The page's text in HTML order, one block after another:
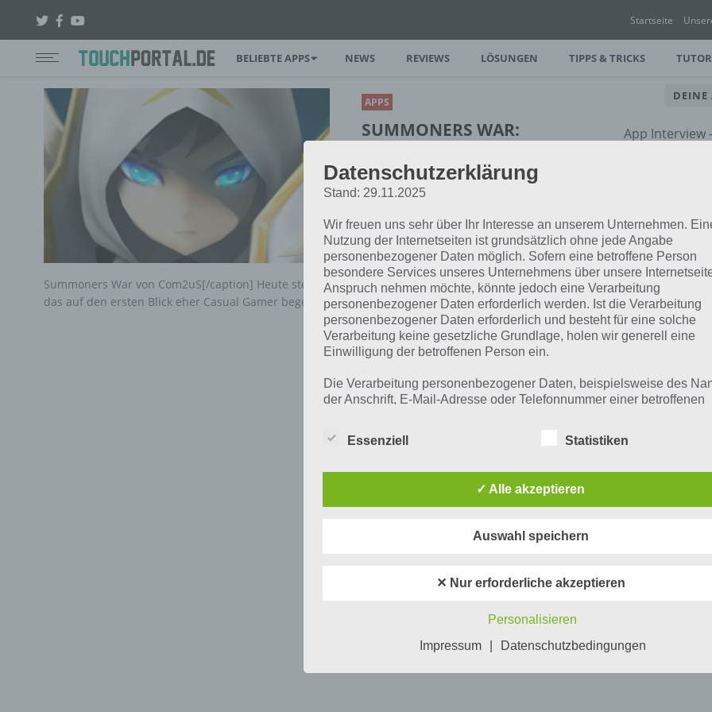
Startseite
BELIEBTE APPS NEWS REVIEWS LÖSUNGEN TIPPS & TRICKS
APPS
SUMMONERS WAR:
SMARTPHONE UND
TABLET
PAUL STELZER-02. DEZEMBER 2015
[caption id="attachment_23357"
align="alignright" width="150"]
Summoners War von Com2uS[/caption] Heute stellen wir euch mit Summoners War ein RPG vor,
das auf den ersten Blick eher Casual Gamer begeistern mag,…
DEINE
App Interview
Datenschutzerklärung
Stand: 29.11.2025
Wir freuen uns sehr über Ihr Interesse an unserem Unternehmen.
Nutzung der Internetseiten ist grundsätzlich ohne jede Angabe
personenbezogener Daten möglich. Sofern eine betroffene Person
besondere Services unseres Unternehmens über unsere
Anspruch nehmen möchte, könnte jedoch eine Verarbeitung
personenbezogener Daten erforderlich werden. Ist die Verarbeitung
personenbezogener Daten erforderlich und besteht für eine solche
Verarbeitung keine gesetzliche Grundlage, holen wir generell eine
Einwilligung der betroffenen Person ein.
Die Verarbeitung personenbezogener Daten, beispielsweise des
der Anschrift, E-Mail-Adresse oder Telefonnummer einer betroffenen
Datenschutzbestimmungen. Mittels dieser Datenschutzerklärung
informieren. Ferner werden betroffene Personen mittels dieser
Datenschutzerklärung über die ihnen zustehenden Rechte
Wir haben als für die Verarbeitung Verantwortlicher zahlreiche
personenbezogenen Daten sicherzustellen. Dennoch können
aufweisen, sodass ein absoluter Schutz nicht gewährleistet werden
Aus diesem Grund steht es jeder betroffenen Person frei,
personenbezogene Daten auch auf alternativen Wegen,
Essenziell Statistiken
✓ Alle akzeptieren
Auswahl speichern
✕ Nur erforderliche akzeptieren
Personalisieren
Impressum
Datenschutzbedingungen